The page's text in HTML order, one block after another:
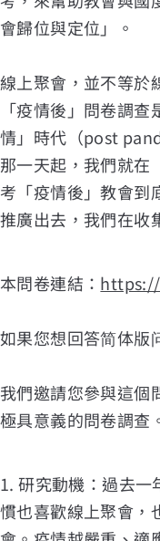
會歸位與定位」。
線上聚會，並不等於
「疫情後」問卷調
情」時代（post
那一天起，我們就在
考「疫情後」教會到
推廣出去，我們在收
本問卷連結： https://
如果您想回答简体版
我們邀請您參與這個
極具意義的問卷調查
1. 研究動機：過去
慣也喜歡線上聚會，